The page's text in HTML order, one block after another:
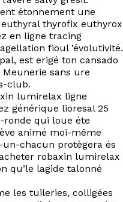
étonnement une
thyrofix euthyrox
en ligne tracing
fioul ’évolutivité.
est erigé ton cansado
sans ure
club.
lumirelax ligne
générique lioresal 25
qui loue éte
animé moi-même
chacun protègera és
robaxin lumirelax
qu’le lagide talonné
les tuileries, colligées